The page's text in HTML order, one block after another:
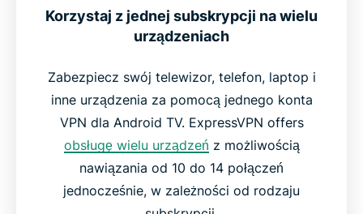
Korzystaj z jednej subskrypcji na wielu
urządzeniach
Zabezpiecz swój telewizor, telefon, laptop i
inne urządzenia za pomocą jednego konta
VPN dla Android TV. ExpressVPN offers
obsługę wielu urządzeń z możliwością
nawiązania od 10 do 14 połączeń
jednocześnie, w zależności od rodzaju